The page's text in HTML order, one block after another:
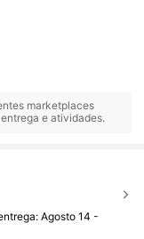
marketplaces
e atividades.
Agosto 14 -